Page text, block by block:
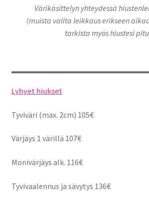
Värikäsittelyn yhteydessä
(muista valita leikkaus erikseen
tarkista myös hiustesi
Lyhyet hiukset
Tyviväri (max. 2cm) 105€
Värjäys 1 värillä 107€
Monivärjäys alk. 116€
Tyvivaalennus ja sävytys 136€